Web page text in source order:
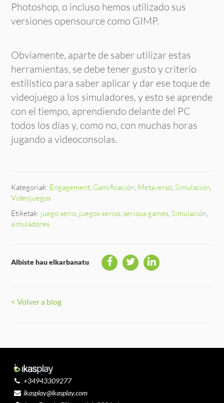
Photoshop, o incluso hemos utilizado sus
versiones opensource como GIMP.
Obviamente, aparte de saber utilizar estas
herramientas, se debe tener gusto y criterio
estilístico para saber aplicar y dar ese toque de
videojuego a los simuladores, y esto se aprende
con el tiempo, aprendiendo delante del PC
todos los días y, como no, con muchas horas
jugando a videoconsolas.
Kategoriak: Engagement, Gamificación, Metaverso,Simulación,
Videojuegos
Etiketak: juego serio, juegos serios,serious games,Simulación,
simuladores
Albiste hau elkarbanatu
< Volver a blog
+34943309277
ikasplay@ikasplay.com